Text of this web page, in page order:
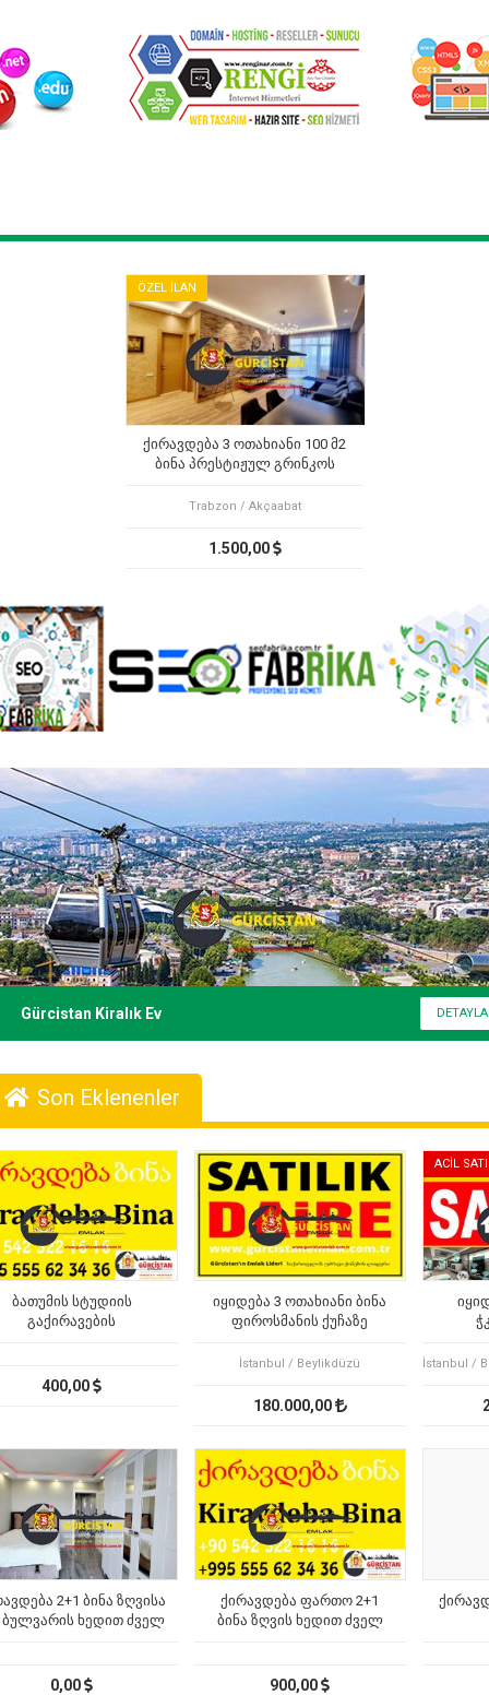
ÖZEL İLAN
ქირავდება 3 ოთახიანი 100 მ2
ბინა პრესტიჟულ გრინკოს
Trabzon / Akçaabat
1.500,00
Gürcistan Kiralık Ev
Son Eklenenler
ბათუმის სტუდიის
გაქირავების
400,00
იყიდება 3 ოთახიანი ბინა
ფიროსმანის ქუჩაზე
İstanbul / Beylikdüzü
180.000,00
ACİL
2+1 ბინა ზღვისა
ხედით ძველ
0,00
ქირავდება ფართო 2+1
ბინა ზღვის ხედით ძველ
900,00